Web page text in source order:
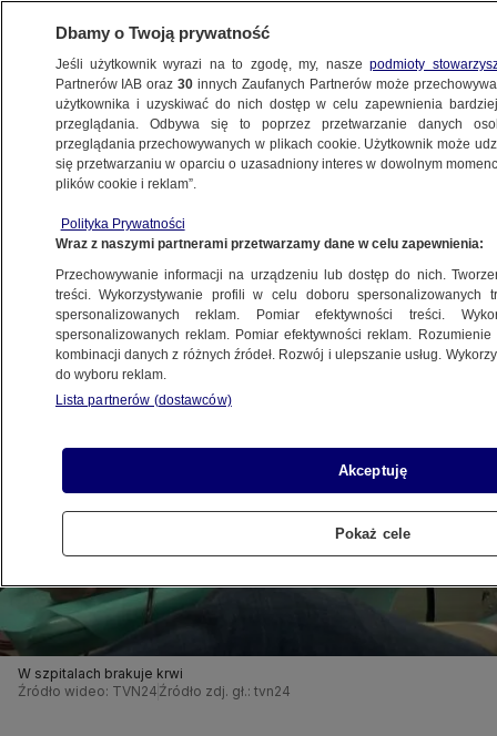
POLSKA
Szpital apeluje do dawców
10.08.2022, 11:45
Udostępnij
W szpitalach brakuje krwi
Źródło wideo: TVN24 Źródło zdj. gł.: tvn24
Dbamy o Twoją prywatność
Jeśli użytkownik wyrazi na to zgodę, my, naszepodmioty
Partnerów IAB oraz30 innych Zaufanych Partnerów może
użytkownika i uzyskiwać do nich dostęp w celu zapewnienia
przeglądania. Odbywa się to poprzez przetwarzanie danych
przeglądania przechowywanych w plikach cookie. Użytkownik może
się przetwarzaniu w oparciu o uzasadniony interes w dowolnym
plików cookie i reklam”.
Polityka Prywatności
Wraz z naszymi partnerami przetwarzamy dane w celu zapewnienia:
Przechowywanie informacji na urządzeniu lub dostęp do nich.
treści. Wykorzystywanie profili w celu doboru spersonalizowanych
spersonalizowanych reklam. Pomiar efektywności treści.
spersonalizowanych reklam. Pomiar efektywności reklam.
kombinacji danych z różnych źródeł. Rozwój i ulepszanie usług.
do wyboru reklam.
Lista partnerów (dostawców)
Akceptuję
Pokaż cele